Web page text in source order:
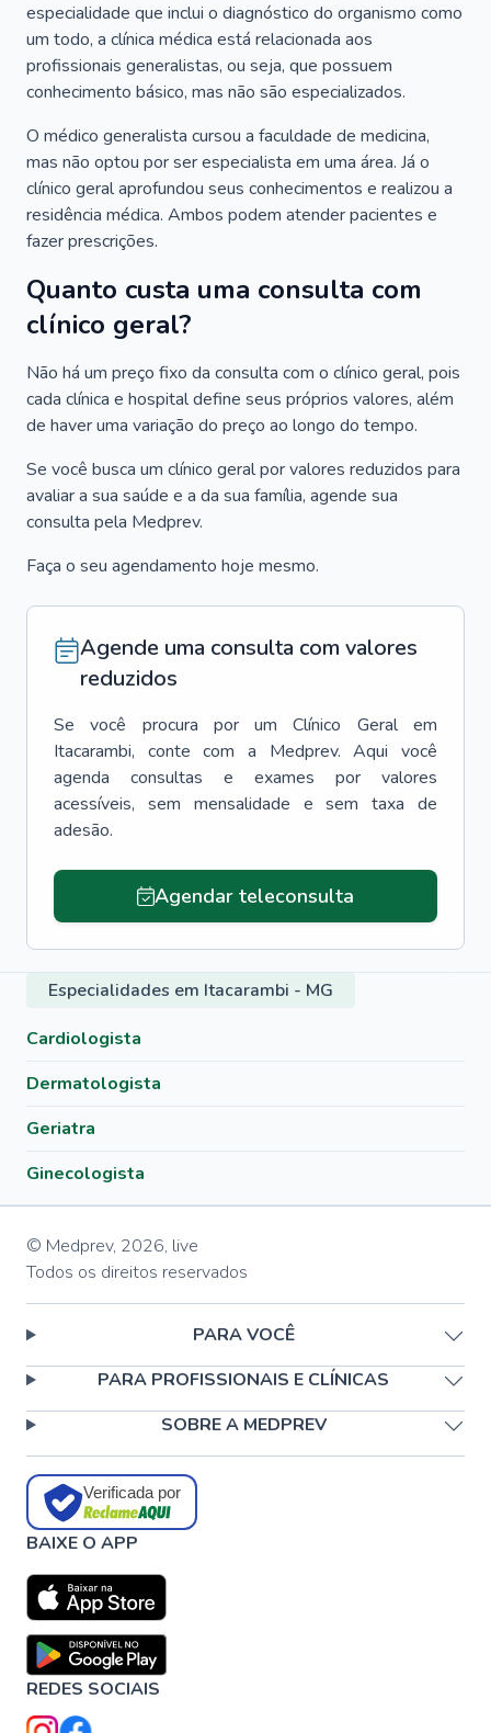
especialidade que inclui o diagnóstico do organismo como
um todo, a clínica médica está relacionada aos
profissionais generalistas, ou seja, que possuem
conhecimento básico, mas não são especializados.
O médico generalista cursou a faculdade de medicina,
mas não optou por ser especialista em uma área. Já o
clínico geral aprofundou seus conhecimentos e realizou a
residência médica. Ambos podem atender pacientes e
fazer prescrições.
Quanto custa uma consulta com
clínico geral?
Não há um preço fixo da consulta com o clínico geral, pois
cada clínica e hospital define seus próprios valores, além
de haver uma variação do preço ao longo do tempo.
Se você busca um clínico geral por valores reduzidos para
avaliar a sua saúde e a da sua família, agende sua
consulta pela Medprev.
Faça o seu agendamento hoje mesmo.
Agende uma consulta com valores
reduzidos
Se você procura por um Clínico Geral
em
Itacarambi, conte com a Medprev. Aqui você
agenda consultas e exames por valores
acessíveis, sem mensalidade e sem taxa de
adesão.
Agendar teleconsulta
Especialidades em Itacarambi - MG
Cardiologista
Dermatologista
Geriatra
Ginecologista
© Medprev, 2026, live
Todos os direitos reservados
PARA VOCÊ
PARA PROFISSIONAIS E CLÍNICAS
SOBRE A MEDPREV
Verificada por
BAIXE O APP
REDES SOCIAIS